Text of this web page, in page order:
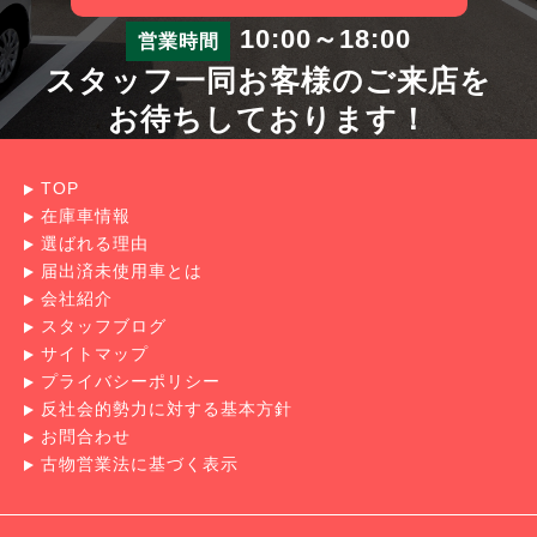
営業時間 10:00～18:00
スタッフ一同お客様のご来店を
お待ちしております！
TOP
在庫車情報
選ばれる理由
届出済未使用車とは
会社紹介
スタッフブログ
サイトマップ
プライバシーポリシー
反社会的勢力に対する基本方針
お問合わせ
古物営業法に基づく表示